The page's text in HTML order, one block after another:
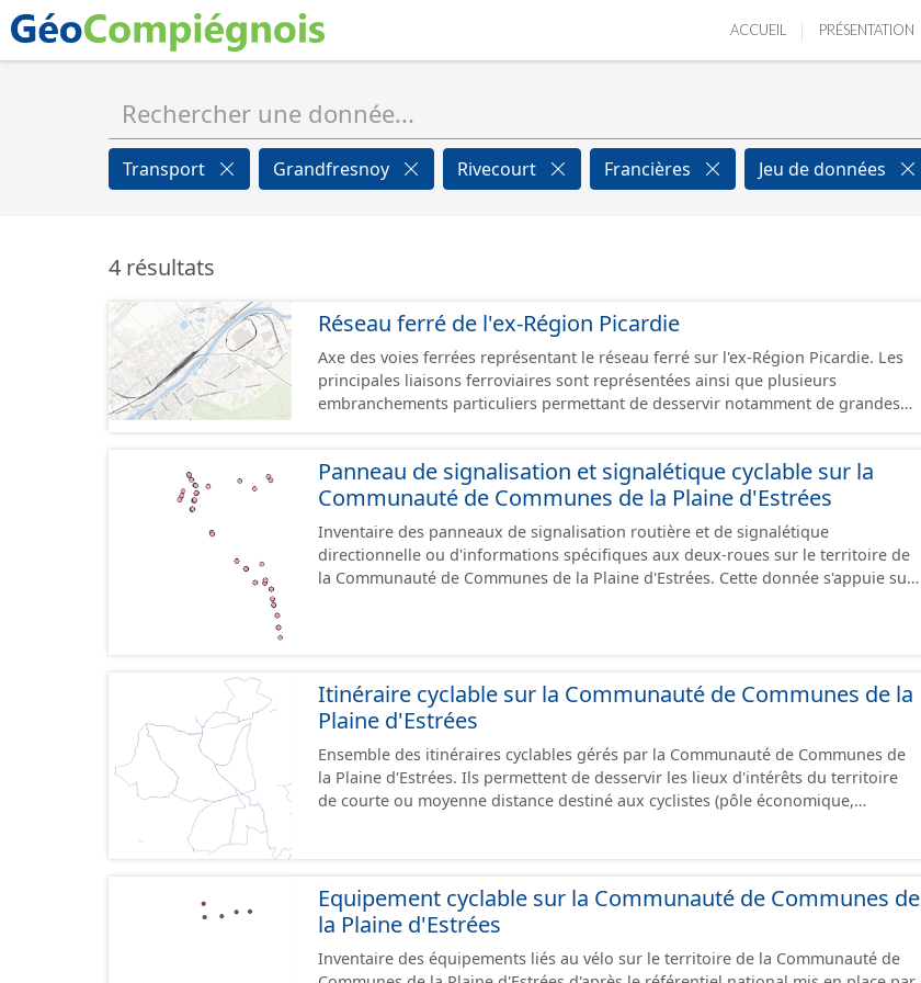
ACCUEIL PRÉSENTATION
Transport Grandfresnoy Rivecourt Francières Jeu de données
4 résultats
Réseau ferré de l'ex-Région Picardie
Axe des voies ferrées représentant le réseau ferré sur l'ex-Région Picardie. Les
principales liaisons ferroviaires sont représentées ainsi que plusieurs
embranchements particuliers permettant de desservir notamment de grandes
Panneau de signalisation et signalétique cyclable sur la
Communauté de Communes de la Plaine d'Estrées
Inventaire des panneaux de signalisation routière et de signalétique
directionnelle ou d'informations spécifiques aux deux-roues sur le territoire de
la Communauté de Communes de la Plaine d'Estrées. Cette donnée s'appuie sur
Itinéraire cyclable sur la Communauté de Communes de la
Plaine d'Estrées
Ensemble des itinéraires cyclables gérés par la Communauté de Communes de
la Plaine d'Estrées. Ils permettent de desservir les lieux d'intérêts du territoire
de courte ou moyenne distance destiné aux cyclistes (pôle économique,
piétonne, bandes cyclables ou jalonnement sur chaussée. Les itinéraires ne sont
pas des aménagements mais une succession d’aménagements de natures
diverses et parfois ils peuvent emprunter des tronçons de voies non aménagés
pour assurer une continuité. Ce jeu de données comprend uniquement les
Equipement cyclable sur la Communauté de Communes de
la Plaine d'Estrées
Inventaire des équipements liés au vélo sur le territoire de la Communauté de